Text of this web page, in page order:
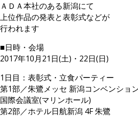
ＡＤＡ本社のある新潟にて
上位作品の発表と表彰式などが
行われます
■日時・会場
2017年10月21日(土)・22日(日)
1日目：表彰式・立食パーティー
第1部／朱鷺メッセ 新潟コンベンショ
国際会議室(マリンホール)
第2部／ホテル日航新潟 4F 朱鷺